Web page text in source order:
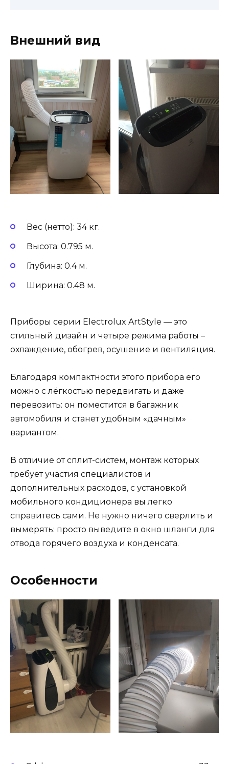
Внешний вид
Вес (нетто): 34 кг.
Высота: 0.795 м.
Глубина: 0.4 м.
Ширина: 0.48 м.
Приборы серии Electrolux ArtStyle — это
стильный дизайн и четыре режима работы –
охлаждение, обогрев, осушение и вентиляция.
Благодаря компактности этого прибора его
можно с лёгкостью передвигать и даже
перевозить: он поместится в багажник
автомобиля и станет удобным «дачным»
вариантом.
В отличие от сплит-систем, монтаж которых
требует участия специалистов и
дополнительных расходов, с установкой
мобильного кондиционера вы легко
справитесь сами. Не нужно ничего сверлить и
вымерять: просто выведите в окно шланги для
отвода горячего воздуха и конденсата.
Особенности